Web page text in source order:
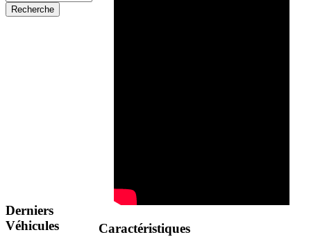
Caractéristiques
Recherche
Derniers
Véhicules